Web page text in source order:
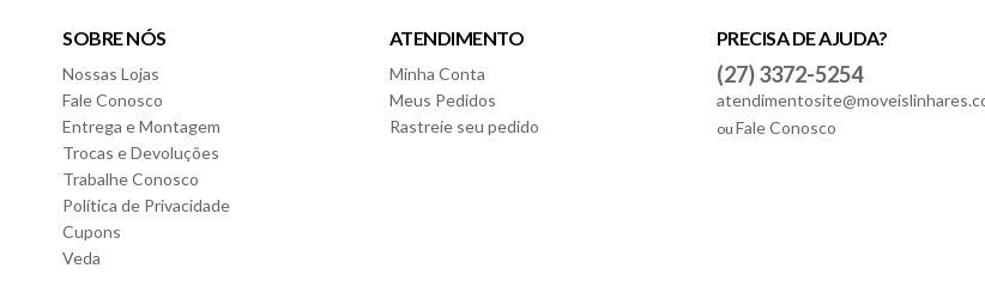
- 01 pente para barba
- Carregamento por USB
- Lâmina Black Titanium
- 5 Pentes Guia: 3mm, 4mm, 5mm, 6mm e 7mm
- Protetor de lâmina
Garantia do fornecedor: 6 meses (Se conter vidro ou espelho danificado/quebrado, o prazo para solicitar a troca é de até 7
SOBRE NÓS
Nossas Lojas
Fale Conosco
Entrega e Montagem
Trocas e Devoluções
Trabalhe Conosco
Política de Privacidade
Cupons
Veda
ATENDIMENTO
Minha Conta
Meus Pedidos
Rastreie seu pedido
PRECISA DE AJUDA?
(27) 3372-5254
ou Fale Conosco